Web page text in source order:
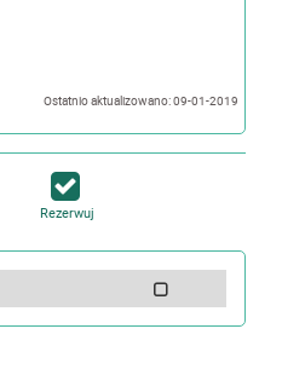
Ostatnio aktualizowano: 09-01-2019
Rezerwuj